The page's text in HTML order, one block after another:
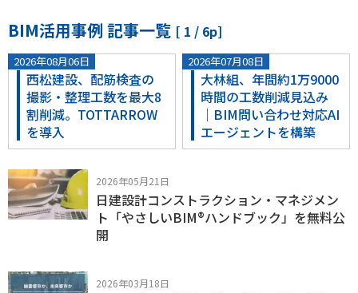
BIM活用事例 記事一覧 [ 1 / 6p]
2026年08月06日
西松建設、配筋検査の
撮影・整理工数を最大8
割削減。TOTTARROW
を導入
2026年07月08日
大林組、年間約1万9000
時間の工数削減見込み
｜BIM問い合わせ対応AI
エージェントを構築
2026年05月21日
日建設計コンストラクション・マネジメン
ト「やさしいBIM®ハンドブック」を無料公
開
2026年03月18日